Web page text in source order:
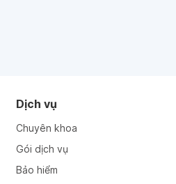
Dịch vụ
Chuyên khoa
Gói dịch vụ
Bảo hiểm